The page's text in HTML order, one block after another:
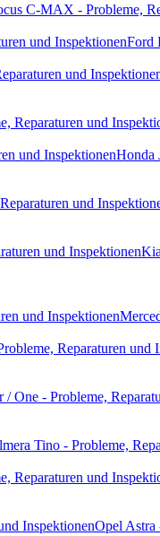
C-MAX - Probleme,
und InspektionenFord
und
Reparaturen und
und InspektionenHonda
und
und Inspektionen
und Inspektionen
Reparaturen und
One - Probleme,
Tino - Probleme,
Reparaturen und
InspektionenOpel Astra